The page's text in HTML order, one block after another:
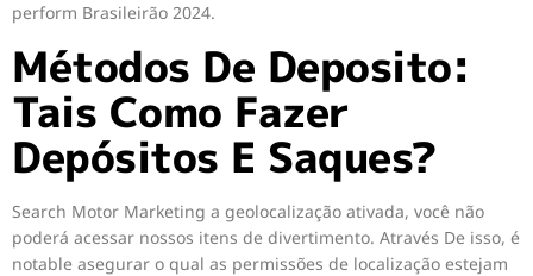
perform Brasileirão 2024.
Métodos De Deposito:
Tais Como Fazer
Depósitos E Saques?
Search Motor Marketing a geolocalização ativada, você não
poderá acessar nossos itens de divertimento. Através De isso, é
notable asegurar o qual as permissões de localização estejam